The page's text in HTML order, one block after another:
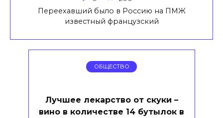
Переехавший было в Россию на ПМЖ
известный французский
ОБЩЕСТВО
Лучшее лекарство от скуки –
вино в количестве 14 бутылок в